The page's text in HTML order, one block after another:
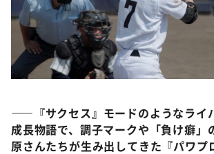
――『サクセス』モードのようなライ
成長物語で、調子マークや「負け癖」
原さんたちが生み出してきた『パワプ